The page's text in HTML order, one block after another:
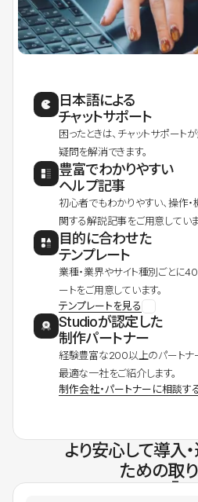
日本語による
チャットサポート
困ったときは、チャットサポート
疑問を解消できます。
豊富でわかりやすい
ヘルプ記事
初心者でもわかりやすい、操作
関する解説記事をご用意していま
目的に合わせた
テンプレート
業種・業界やサイト種別ごとに
ートをご用意しています。
テンプレートを見る
Studioが認定した
制作パートナー
経験豊富な200以上のパートナ
最適な一社をご紹介します。
制作会社・パートナーに相談す
より安心して導入
ための取